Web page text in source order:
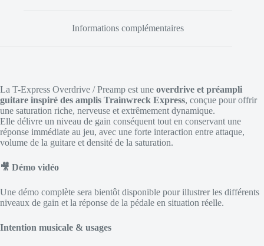
Informations complémentaires
La T-Express Overdrive / Preamp est une overdrive et préampli
guitare inspiré des amplis Trainwreck Express, conçue pour offrir
une saturation riche, nerveuse et extrêmement dynamique.
Elle délivre un niveau de gain conséquent tout en conservant une
réponse immédiate au jeu, avec une forte interaction entre attaque,
volume de la guitare et densité de la saturation.
🎥 Démo vidéo
Une démo complète sera bientôt disponible pour illustrer les différents
niveaux de gain et la réponse de la pédale en situation réelle.
Intention musicale & usages